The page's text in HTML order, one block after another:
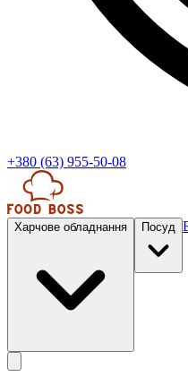
+380 (63) 955-50-08
Харчове обладнання Посуд